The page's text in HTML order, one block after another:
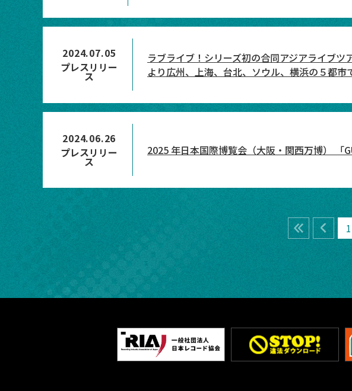
2024.07.05
プレスリリー
ス
ラブライブ！シリーズ初の合同アジアライブ
より広州、上海、台北、ソウル、横浜の５都市
2024.06.26
プレスリリー
ス
2025 年日本国際博覧会（大阪・関西万博）
一番最初のページへ
前のページへ
1